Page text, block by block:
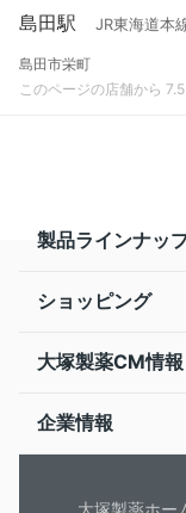
島田駅 JR東海道本
島田市栄町
このページの店舗から
製品ラインナッ
ショッピング
大塚製薬CM情報
企業情報